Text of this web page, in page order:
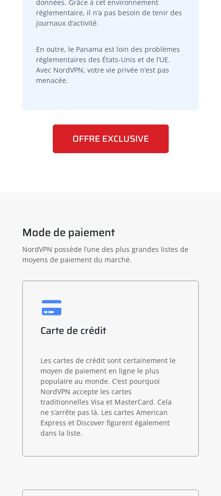
données. Grâce à cet environnement
réglementaire, il n’a pas besoin de tenir des
journaux d’activité.
En outre, le Panama est loin des problèmes
réglementaires des États-Unis et de l’UE.
Avec NordVPN, votre vie privée n’est pas
menacée.
OFFRE EXCLUSIVE
Mode de paiement
NordVPN possède l’une des plus grandes listes de
moyens de paiement du marché.
Carte de crédit
Les cartes de crédit sont certainement le
moyen de paiement en ligne le plus
populaire au monde. C’est pourquoi
NordVPN accepte les cartes
traditionnelles Visa et MasterCard. Cela
ne s’arrête pas là. Les cartes American
Express et Discover figurent également
dans la liste.